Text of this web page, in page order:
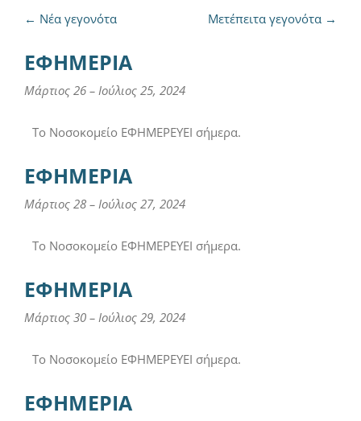
Μετέπειτα γεγονότα →
← Νέα γεγονότα
ΕΦΗΜΕΡΙΑ
Μάρτιος 26 – Ιούλιος 25, 2024
Το Νοσοκομείο ΕΦΗΜΕΡΕΥΕΙ σήμερα.
ΕΦΗΜΕΡΙΑ
Μάρτιος 28 – Ιούλιος 27, 2024
Το Νοσοκομείο ΕΦΗΜΕΡΕΥΕΙ σήμερα.
ΕΦΗΜΕΡΙΑ
Μάρτιος 30 – Ιούλιος 29, 2024
Το Νοσοκομείο ΕΦΗΜΕΡΕΥΕΙ σήμερα.
ΕΦΗΜΕΡΙΑ